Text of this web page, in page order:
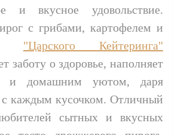
и вкусное удовольствие.
с грибами, картофелем и
"Царского Кейтеринга"
заботу о здоровье, наполняет
и домашним уютом, даря
каждым кусочком. Отличный
сытных и вкусных